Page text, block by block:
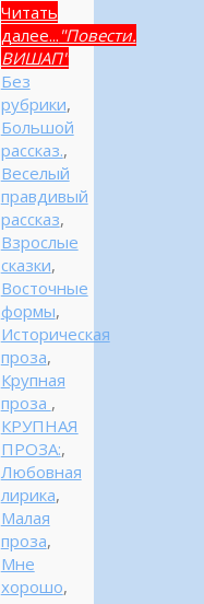
Читать
далее... "Повести.
ВИШАП"
Без
рубрики,
Большой
рассказ.,
Веселый
правдивый
рассказ,
Взрослые
сказки,
Восточные
формы,
Историческая
проза,
Крупная
проза ,
КРУПНАЯ
ПРОЗА:,
Любовная
лирика,
Малая
проза,
Мне
хорошо,